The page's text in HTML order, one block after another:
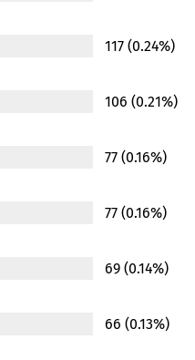
117 (0.24%)
106 (0.21%)
77 (0.16%)
77 (0.16%)
69 (0.14%)
66 (0.13%)